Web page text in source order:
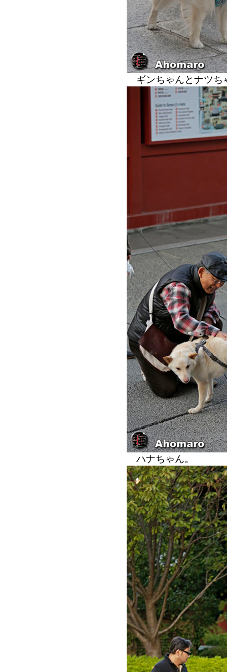
ギンちゃんとナツち
ハナちゃん。